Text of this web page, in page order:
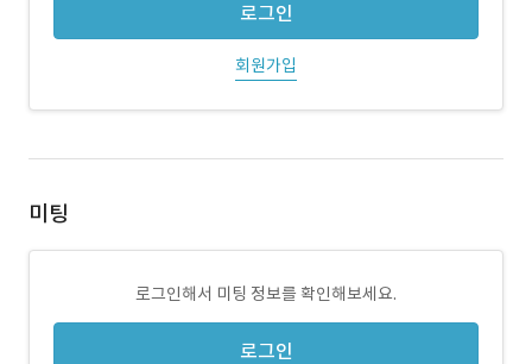
로그인
회원가입
미팅
로그인해서 미팅 정보를 확인해보세요.
로그인